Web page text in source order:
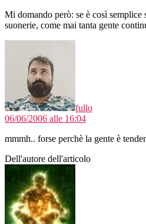
Mi domando però: se è così semplice
suonerie, come mai tanta gente
fullo
06/06/2006 alle 16:04
mmmh.. forse perchè la gente è
Dell'autore dell'articolo